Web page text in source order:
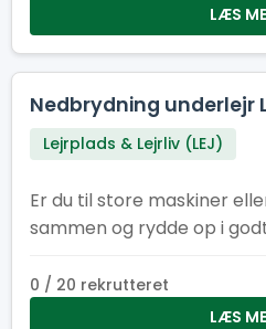
LÆS
Nedbrydning underlejr
Lejrplads & Lejrliv (LEJ)
Er du til store maskiner
sammen og rydde op i
0 / 20 rekrutteret
LÆS